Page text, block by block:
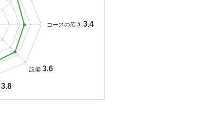
コースの広さ 3.4
設備 3.6
3.8